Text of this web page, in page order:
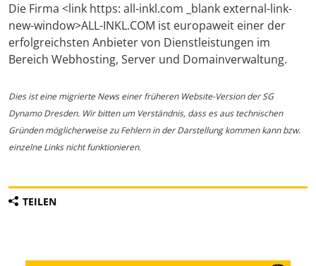
Die Firma <link https: all-inkl.com _blank external-link-
new-window>ALL-INKL.COM ist europaweit einer der
erfolgreichsten Anbieter von Dienstleistungen im
Bereich Webhosting, Server und Domainverwaltung.
Dies ist eine migrierte News einer früheren Website-Version der SG
Dynamo Dresden. Wir bitten um Verständnis, dass es aus technischen
Gründen möglicherweise zu Fehlern in der Darstellung kommen kann bzw.
einzelne Links nicht funktionieren.
TEILEN